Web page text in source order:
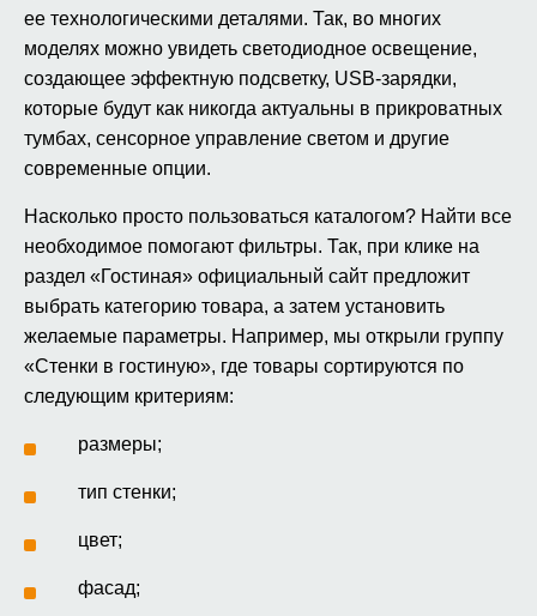
ее технологическими деталями. Так, во многих
моделях можно увидеть светодиодное освещение,
создающее эффектную подсветку, USB-зарядки,
которые будут как никогда актуальны в прикроватных
тумбах, сенсорное управление светом и другие
современные опции.
Насколько просто пользоваться каталогом? Найти все
необходимое помогают фильтры. Так, при клике на
раздел «Гостиная» официальный сайт предложит
выбрать категорию товара, а затем установить
желаемые параметры. Например, мы открыли группу
«Стенки в гостиную», где товары сортируются по
следующим критериям:
размеры;
тип стенки;
цвет;
фасад;